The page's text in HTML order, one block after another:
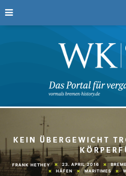
KEIN ÜBERGEWICHT
FRANK HETHEY 23. APRIL 2016
HÄFEN
MARITIMES